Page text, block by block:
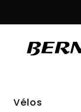
Vélos